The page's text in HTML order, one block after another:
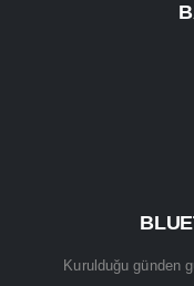
Kurulduğu günden